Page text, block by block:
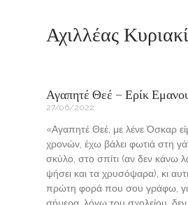
Αχιλλέας
Αγαπητέ Θεέ – Ερίκ
27/06/2022
«Αγαπητέ Θεέ, με λένε Όσκαρ
χρονών, έχω βάλει φωτιά στη
σκύλο, στο σπίτι (αν δεν κάνω
ψήσει και τα χρυσόψαρα), κι
πρώτη φορά που σου γράφω,